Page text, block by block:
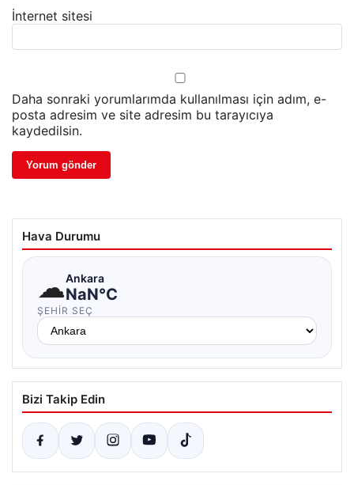
İnternet sitesi
Daha sonraki yorumlarımda kullanılması için adım, e-
posta adresim ve site adresim bu tarayıcıya
kaydedilsin.
Hava Durumu
☁Ankara
NaN°C
ŞEHIR SEÇ
Bizi Takip Edin